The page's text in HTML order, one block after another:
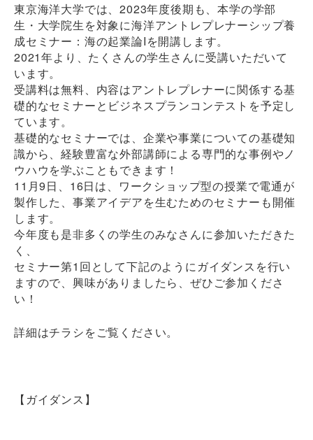
東京海洋大学では、2023年度後期も、本学の学部
生・大学院生を対象に海洋アントレプレナーシップ養
成セミナー：海の起業論Iを開講します。
2021年より、たくさんの学生さんに受講いただいて
います。
受講料は無料、内容はアントレプレナーに関係する基
礎的なセミナーとビジネスプランコンテストを予定し
ています。
基礎的なセミナーでは、企業や事業についての基礎知
識から、経験豊富な外部講師による専門的な事例やノ
ウハウを学ぶこともできます！
11月9日、16日は、ワークショップ型の授業で電通が
製作した、事業アイデアを生むためのセミナーも開催
します。
今年度も是非多くの学生のみなさんに参加いただきた
く、
セミナー第1回として下記のようにガイダンスを行い
ますので、興味がありましたら、ぜひご参加くださ
い！
詳細はチラシをご覧ください。
【ガイダンス】